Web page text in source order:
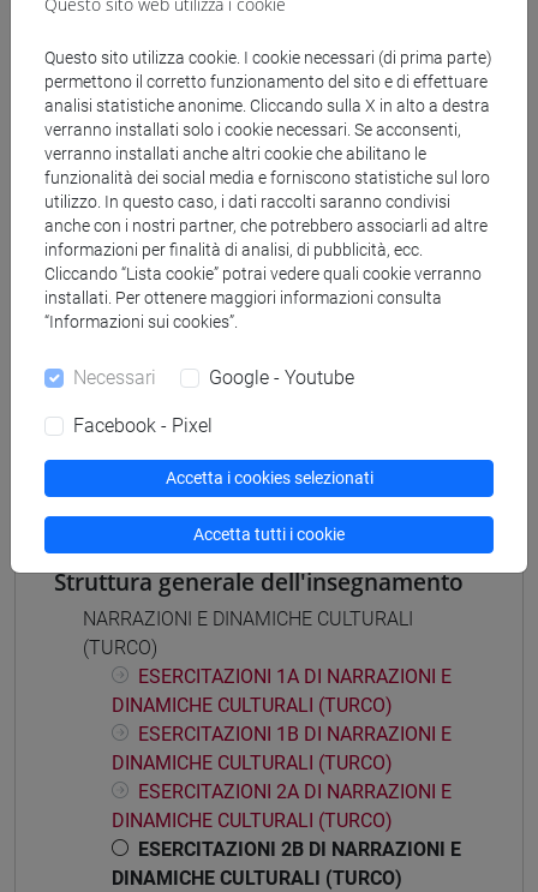
antropologia dell'asia
DELL'AFRICA MEDITERRANEA - Laurea
magistrale (DM270)
vicino e medio oriente
[LM80] STUDI TRANSMEDITERRANEI:
MIGRAZIONE, COOPERAZIONE E SVILUPPO -
Laurea magistrale (DM270)
percorso comune
Insegnamenti mutuati
ESERCITAZIONI 2B DI NARRAZIONI E
Struttura generale dell'insegnamento
NARRAZIONI E DINAMICHE CULTURALI
(TURCO)
ESERCITAZIONI 1A DI NARRAZIONI E
DINAMICHE CULTURALI (TURCO)
ESERCITAZIONI 1B DI NARRAZIONI E
DINAMICHE CULTURALI (TURCO)
ESERCITAZIONI 2A DI NARRAZIONI E
DINAMICHE CULTURALI (TURCO)
ESERCITAZIONI 2B DI NARRAZIONI E
DINAMICHE CULTURALI (TURCO)
Questo sito utilizza cookie. I cookie necessari (di prima parte)
permettono il corretto funzionamento del sito e di effettuare
analisi statistiche anonime. Cliccando sulla X in alto a destra
verranno installati solo i cookie necessari. Se acconsenti,
verranno installati anche altri cookie che abilitano le
funzionalità dei social media e forniscono statistiche sul loro
utilizzo. In questo caso, i dati raccolti saranno condivisi
anche con i nostri partner, che potrebbero associarli ad altre
informazioni per finalità di analisi, di pubblicità, ecc.
Cliccando “Lista cookie” potrai vedere quali cookie verranno
installati. Per ottenere maggiori informazioni consulta
“Informazioni sui cookies”.
Necessari Google - Youtube
Facebook - Pixel
Accetta i cookies selezionati
Accetta tutti i cookie